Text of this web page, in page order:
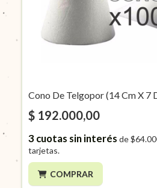
Cono De Telgopor (14 Cm X 7
$ 192.000,00
3cuotas sin interés de
tarjetas.
COMPRAR